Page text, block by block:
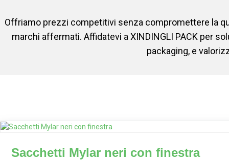
Offriamo prezzi competitivi senza compromettere la
marchi affermati. Affidatevi a XINDINGLI PACK per
packaging, e
Sacchetti Mylar neri con finestra